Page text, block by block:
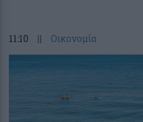
11:10 || Οικονομία